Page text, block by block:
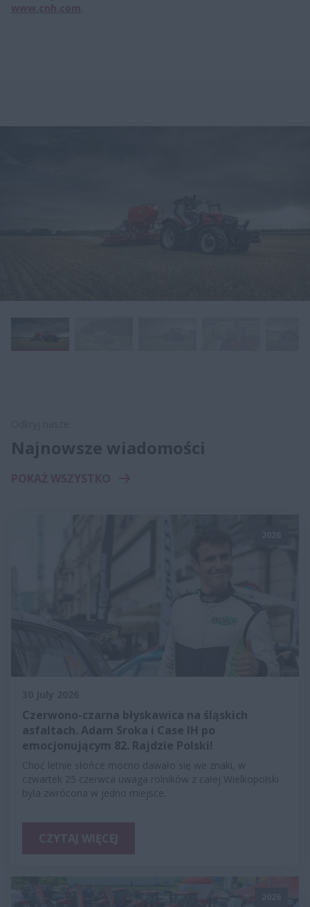
Najnowsze wiadomości
Czerwono-czarna błyskawica na śląskich
asfaltach. Adam Sroka i Case IH po
emocjonującym 82. Rajdzie Polski!
Choć letnie słońce mocno dawało się we znaki, w
czwartek 25 czerwca uwaga rolników z całej Wielkopolski
była zwrócona w jedno miejsce.